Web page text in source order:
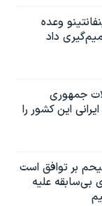
وعده
داد
جمهوری
این کشور را
بر توافق است
بی‌سابقه علیه